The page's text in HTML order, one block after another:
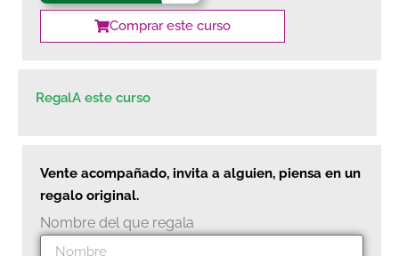
Comprar este curso
RegalA este curso
Vente acompañado, invita a alguien, piensa en un
regalo original.
Nombre del que regala